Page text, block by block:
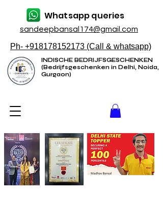
sandeepbansal174@gmail.com
Whatsapp queries
Ph- +918178152173 (Call & whatsapp)
INDISCHE BEDRIJFSGESCHENKEN
(Bedrijfsgeschenken in Delhi, Noida,
Gurgaon)